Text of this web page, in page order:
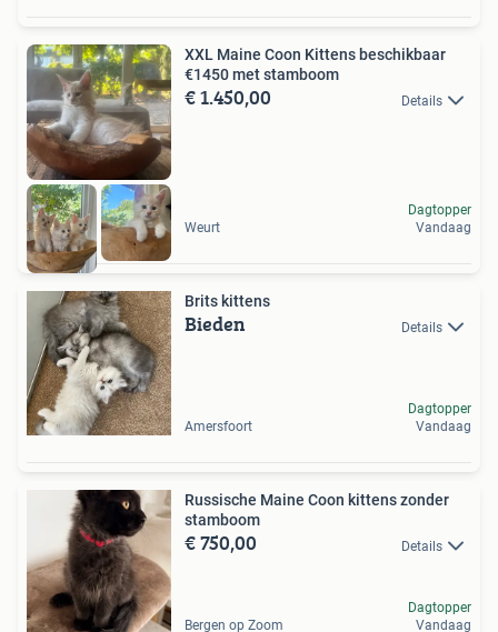
XXL Maine Coon Kittens beschikbaar
€1450 met stamboom
€ 1.450,00 Details
Weurt
Dagtopper
Vandaag
Brits kittens
Bieden Details
Amersfoort
Dagtopper
Vandaag
Russische Maine Coon kittens zonder
stamboom
€ 750,00 Details
Bergen op Zoom
Dagtopper
Vandaag